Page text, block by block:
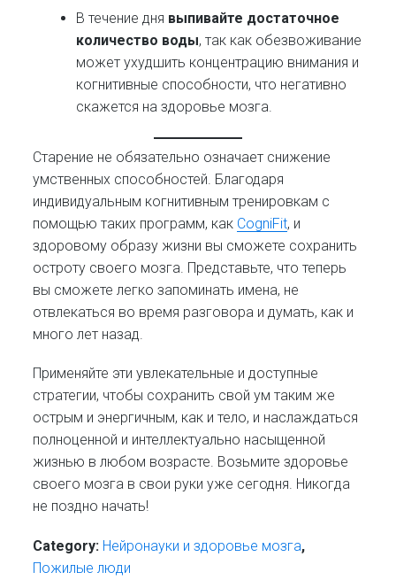
В течение дня выпивайте достаточное
количество воды, так как обезвоживание
может ухудшить концентрацию внимания и
когнитивные способности, что негативно
скажется на здоровье мозга.
Старение не обязательно означает снижение
умственных способностей. Благодаря
индивидуальным когнитивным тренировкам с
помощью таких программ, как CogniFit, и
здоровому образу жизни вы сможете сохранить
остроту своего мозга. Представьте, что теперь
вы сможете легко запоминать имена, не
отвлекаться во время разговора и думать, как и
много лет назад.
Применяйте эти увлекательные и доступные
стратегии, чтобы сохранить свой ум таким же
острым и энергичным, как и тело, и наслаждаться
полноценной и интеллектуально насыщенной
жизнью в любом возрасте. Возьмите здоровье
своего мозга в свои руки уже сегодня. Никогда
не поздно начать!
Category: Нейронауки и здоровье мозга,
Пожилые люди